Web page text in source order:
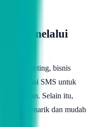
melalui
marketing, bisnis
aplikasi SMS untuk
pelanggan. Selain itu,
yang menarik dan mudah